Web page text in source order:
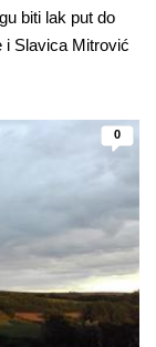
biti lak put do
i Slavica Mitrović
0